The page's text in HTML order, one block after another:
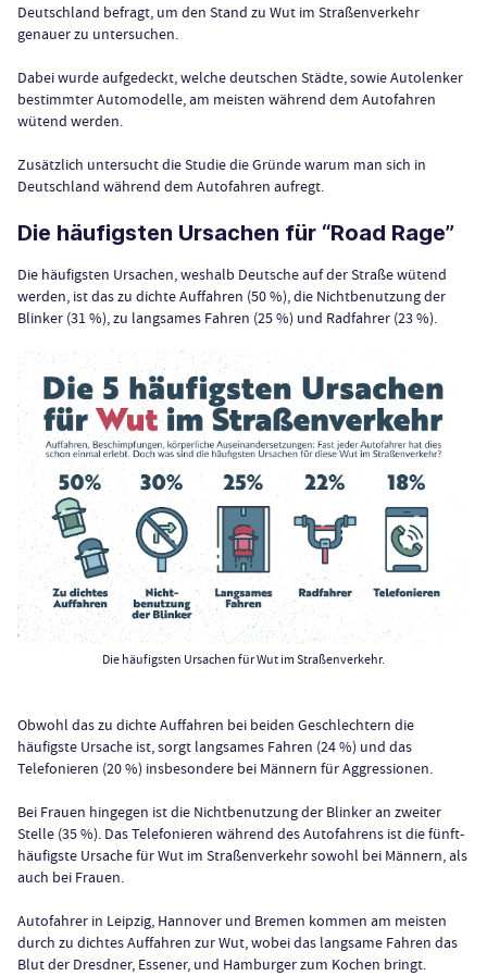
Deutschland befragt, um den Stand zu Wut im Straßenverkehr
genauer zu untersuchen.
Dabei wurde aufgedeckt, welche deutschen Städte, sowie Autolenker
bestimmter Automodelle, am meisten während dem Autofahren
wütend werden.
Zusätzlich untersucht die Studie die Gründe warum man sich in
Deutschland während dem Autofahren aufregt.
Die häufigsten Ursachen für “Road Rage”
Die häufigsten Ursachen, weshalb Deutsche auf der Straße wütend
werden, ist das zu dichte Auffahren (50 %), die Nichtbenutzung der
Blinker (31 %), zu langsames Fahren (25 %) und Radfahrer (23 %).
Die häufigsten Ursachen für Wut im Straßenverkehr.
Obwohl das zu dichte Auffahren bei beiden Geschlechtern die
häufigste Ursache ist, sorgt langsames Fahren (24 %) und das
Telefonieren (20 %) insbesondere bei Männern für Aggressionen.
Bei Frauen hingegen ist die Nichtbenutzung der Blinker an zweiter
Stelle (35 %). Das Telefonieren während des Autofahrens ist die fünft-
häufigste Ursache für Wut im Straßenverkehr sowohl bei Männern, als
auch bei Frauen.
Autofahrer in Leipzig, Hannover und Bremen kommen am meisten
durch zu dichtes Auffahren zur Wut, wobei das langsame Fahren das
Blut der Dresdner, Essener, und Hamburger zum Kochen bringt.